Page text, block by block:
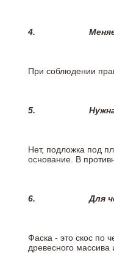
4.
При соблюдении
5.
Нет, подложка под
основание. В
6.Для
Фаска - это скос по
древесного массива